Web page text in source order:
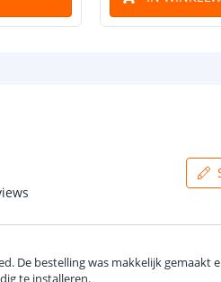
De bestelling was makkelijk gemaakt
te installeren.